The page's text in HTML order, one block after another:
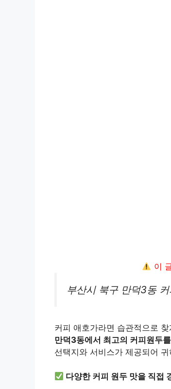
이
부산시 북구 만덕3동
커피 애호가라면 습관적으로
만덕3동에서 최고의 커피원두
선택지와 서비스가 제공되어
다양한 커피 원두 맛을 직접